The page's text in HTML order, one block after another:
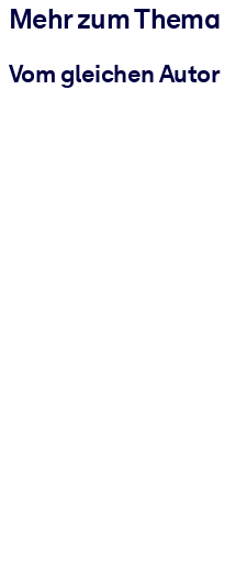
Mehr zum Thema
Vom gleichen Autor